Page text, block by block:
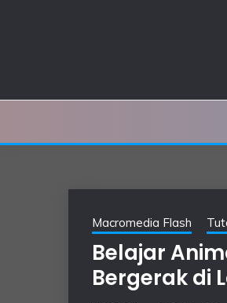
Macromedia Flash
Belajar
Bergerak di